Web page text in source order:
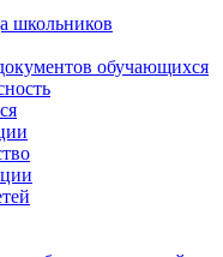
школьников
обучающихся